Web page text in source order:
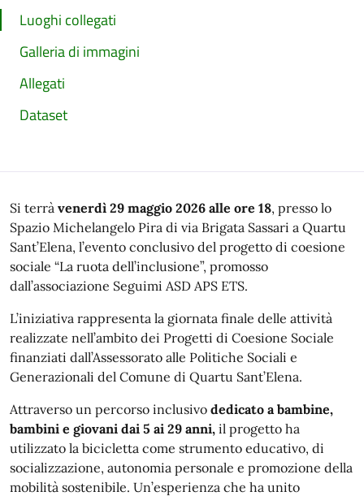
Luoghi collegati
Galleria di immagini
Allegati
Dataset
Si terrà venerdì 29 maggio 2026 alle ore 18, presso lo
Spazio Michelangelo Pira di via Brigata Sassari a Quartu
Sant’Elena, l’evento conclusivo del progetto di coesione
sociale “La ruota dell’inclusione”, promosso
dall’associazione Seguimi ASD APS ETS.
L’iniziativa rappresenta la giornata finale delle attività
realizzate nell’ambito dei Progetti di Coesione Sociale
finanziati dall’Assessorato alle Politiche Sociali e
Generazionali del Comune di Quartu Sant’Elena.
Attraverso un percorso inclusivo dedicato a bambine,
bambini e giovani dai 5 ai 29 anni, il progetto ha
utilizzato la bicicletta come strumento educativo, di
socializzazione, autonomia personale e promozione della
mobilità sostenibile. Un’esperienza che ha unito